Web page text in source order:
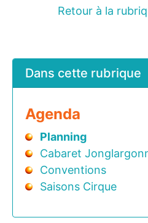
Retour à la
Dans cette rubrique
Agenda
Planning
Cabaret
Conventions
Saisons Cirque